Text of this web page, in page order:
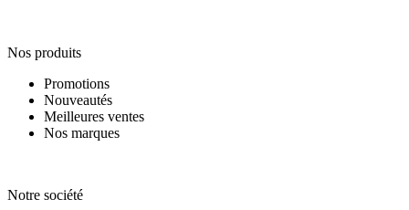
Nos produits
Promotions
Nouveautés
Meilleures ventes
Nos marques
Notre société